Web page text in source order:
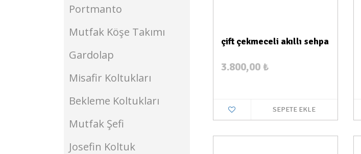
Portmanto
Mutfak Köşe Takımı
Gardolap
Misafir Koltukları
Bekleme Koltukları
Mutfak Şefi
Josefin Koltuk
çift çekmeceli akıllı sehpa
3.800,00 ₺
SEPETE EKLE